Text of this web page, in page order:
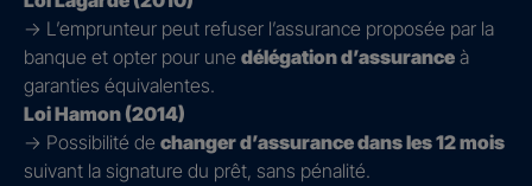
→ L’emprunteur peut refuser l’assurance proposée par la
banque et opter pour une délégation d’assurance à
garanties équivalentes.
Loi Hamon (2014)
→ Possibilité de changer d’assurance dans les 12 mois
suivant la signature du prêt, sans pénalité.